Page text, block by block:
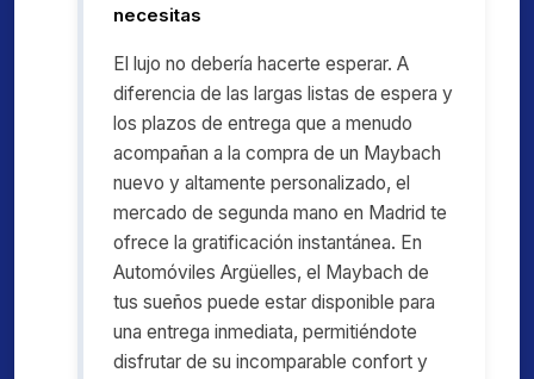
necesitas
El lujo no debería hacerte esperar. A
diferencia de las largas listas de espera y
los plazos de entrega que a menudo
acompañan a la compra de un Maybach
nuevo y altamente personalizado, el
mercado de segunda mano en Madrid te
ofrece la gratificación instantánea. En
Automóviles Argüelles, el Maybach de
tus sueños puede estar disponible para
una entrega inmediata, permitiéndote
disfrutar de su incomparable confort y